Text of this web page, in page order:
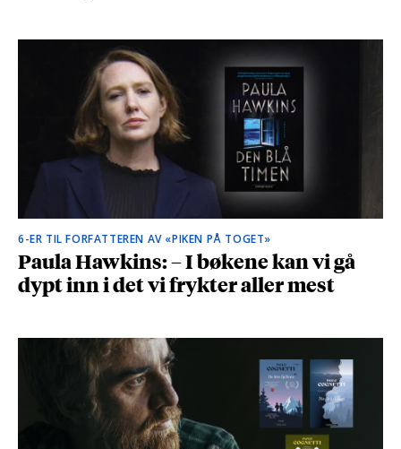
6-ER TIL FORFATTEREN AV «PIKEN PÅ TOGET»
Paula Hawkins: – I bøkene kan vi gå
dypt inn i det vi frykter aller mest